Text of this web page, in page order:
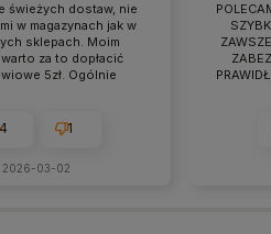
świeżych dostaw, nie
w magazynach jak w
sklepach. Moim
za to dopłacić
5zł. Ogólnie
zawsze można
czystym sumieniem!
4 1
2026-03-02